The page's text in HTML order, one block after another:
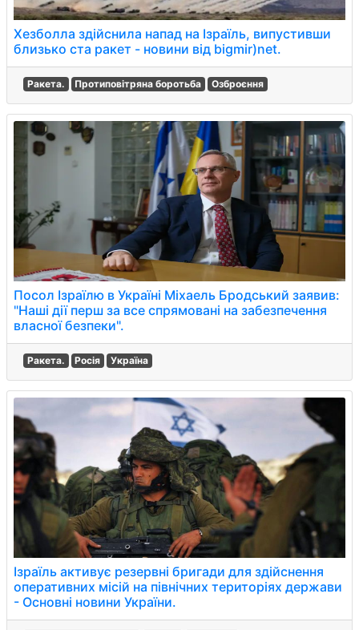
Хезболла здійснила напад на Ізраїль, випустивши
близько ста ракет - новини від bigmir)net.
Ракета. Протиповітряна боротьба Озброєння
Посол Ізраїлю в Україні Міхаель Бродський заявив:
"Наші дії перш за все спрямовані на забезпечення
власної безпеки".
Ракета. Росія Україна
Ізраїль активує резервні бригади для здійснення
оперативних місій на північних територіях держави
- Основні новини України.